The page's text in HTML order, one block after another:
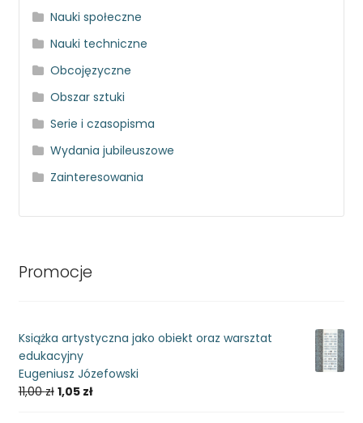
Nauki społeczne
Nauki techniczne
Obcojęzyczne
Obszar sztuki
Serie i czasopisma
Wydania jubileuszowe
Zainteresowania
Promocje
Książka artystyczna jako obiekt oraz warsztat
edukacyjny
Eugeniusz Józefowski
11,00zł 1,05 zł